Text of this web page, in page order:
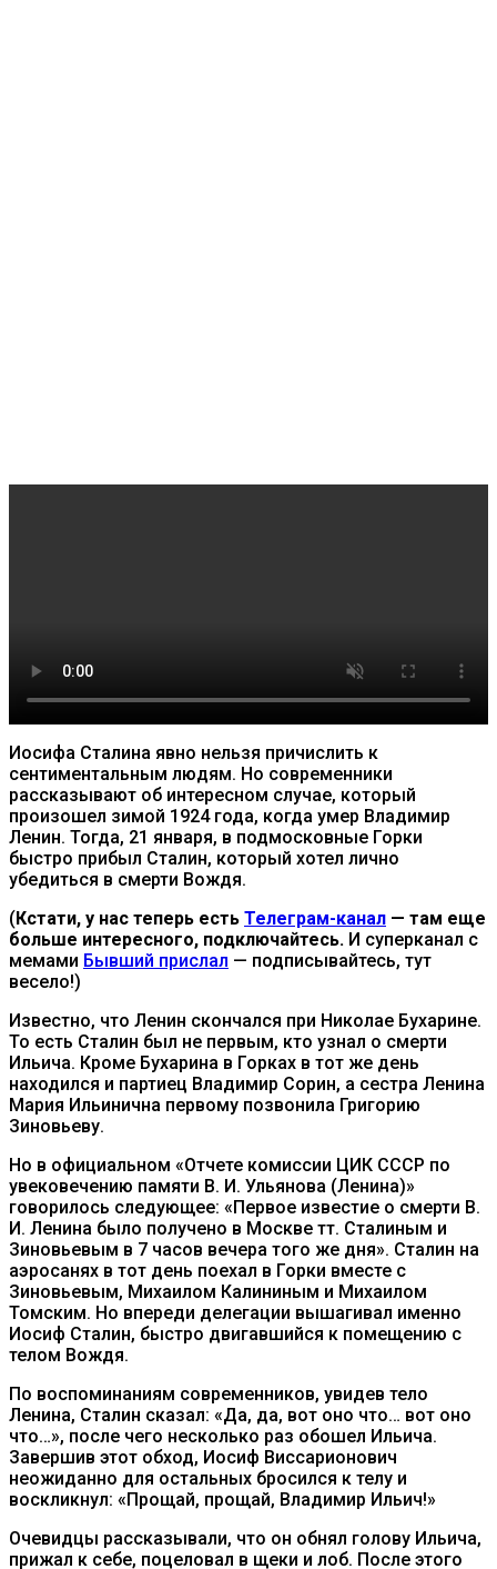
Иосифа Сталина явно нельзя причислить к
сентиментальным людям. Но современники
рассказывают об интересном случае, который
произошел зимой 1924 года, когда умер Владимир
Ленин. Тогда, 21 января, в подмосковные Горки
быстро прибыл Сталин, который хотел лично
убедиться в смерти Вождя.
(Кстати, у нас теперь есть Телеграм-канал — там еще
больше интересного, подключайтесь. И суперканал с
мемами Бывший прислал — подписывайтесь, тут
весело!)
Известно, что Ленин скончался при Николае Бухарине.
То есть Сталин был не первым, кто узнал о смерти
Ильича. Кроме Бухарина в Горках в тот же день
находился и партиец Владимир Сорин, а сестра Ленина
Мария Ильинична первому позвонила Григорию
Зиновьеву.
Но в официальном «Отчете комиссии ЦИК СССР по
увековечению памяти В. И. Ульянова (Ленина)»
говорилось следующее: «Первое известие о смерти В.
И. Ленина было получено в Москве тт. Сталиным и
Зиновьевым в 7 часов вечера того же дня». Сталин на
аэросанях в тот день поехал в Горки вместе с
Зиновьевым, Михаилом Калининым и Михаилом
Томским. Но впереди делегации вышагивал именно
Иосиф Сталин, быстро двигавшийся к помещению с
телом Вождя.
По воспоминаниям современников, увидев тело
Ленина, Сталин сказал: «Да, да, вот оно что… вот оно
что…», после чего несколько раз обошел Ильича.
Завершив этот обход, Иосиф Виссарионович
неожиданно для остальных бросился к телу и
воскликнул: «Прощай, прощай, Владимир Ильич!»
Очевидцы рассказывали, что он обнял голову Ильича,
прижал к себе, поцеловал в щеки и лоб. После этого